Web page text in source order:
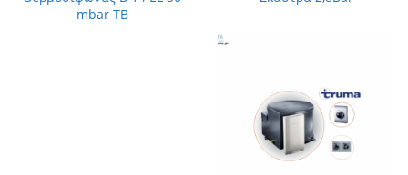
mbar ΤΒ